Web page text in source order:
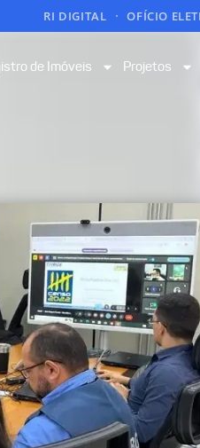
RI DIGITAL OFÍCIO
de Imóveis Projetos